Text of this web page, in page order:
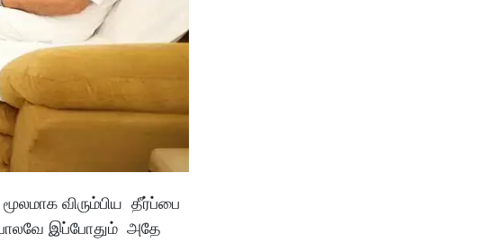
விரும்பிய தீர்ப்பை
இப்போதும் அதே